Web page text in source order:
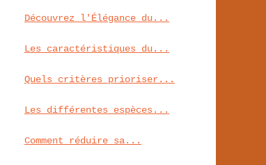
Découvrez l'Élégance du...
Les caractéristiques du...
Quels critères prioriser...
Les différentes espèces...
Comment réduire sa...